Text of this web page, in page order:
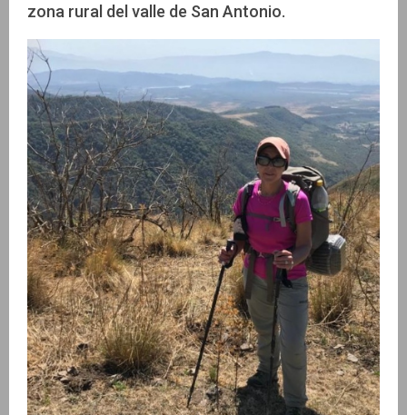
zona rural del valle de San Antonio.